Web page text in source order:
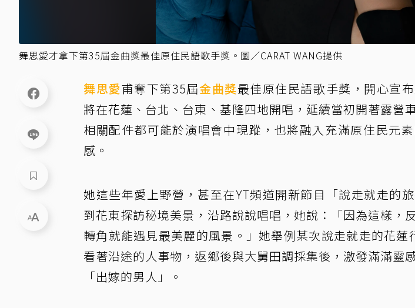
舞思愛才拿下第35屆金曲獎最佳原住民語歌手獎。圖／CARAT WANG提供
舞思愛甫奪下第35屆金曲獎最佳原住民語歌手獎，開心宣
將在花蓮、台北、台東、基隆四地開唱，延續當初開著露營
相關配件都可能於演唱會中現蹤，也將融入充滿原住民元
感。
她這些年愛上野營，甚至在YT頻道開新節目「說走就走的
到花東探訪秘境美景，沿路說說唱唱，她說：「因為這樣，
轉角就能遇見最美麗的風景。」她舉例某次說走就走的花蓮
看著沿途的人事物，返鄉後與大舅田調採集後，激發滿滿靈
「出嫁的男人」。